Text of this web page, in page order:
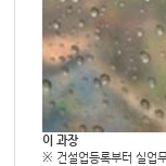
이 과장
※ 건설업등록부터 실업